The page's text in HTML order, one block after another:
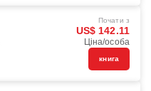
Почати з
US$ 142.11
Ціна/особа
книга